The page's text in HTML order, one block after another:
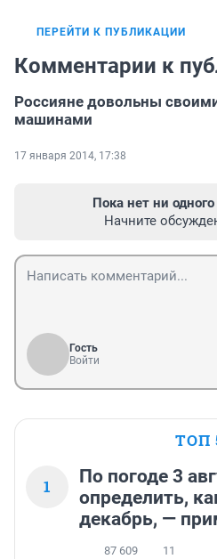
ПЕРЕЙТИ К ПУБЛИКАЦИИ
Комментарии к
Россияне довольны
машинами
17 января 2014, 17:38
Пока нет ни
Начните
Гость
Войти
ТОП
1
По погоде 3
определить,
декабрь, —
87 609 11